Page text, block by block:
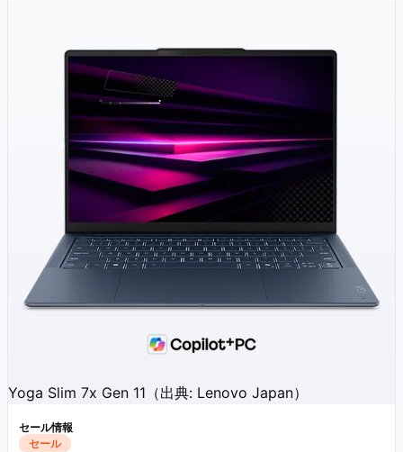
Yoga Slim 7x Gen 11（出典: Lenovo Japan）
セール情報
セール